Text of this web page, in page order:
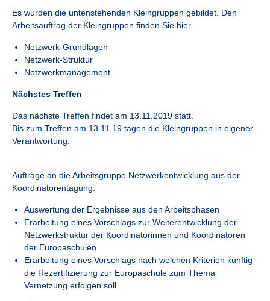
Es wurden die untenstehenden Kleingruppen gebildet. Den
Arbeitsauftrag der Kleingruppen finden Sie hier.
Netzwerk-Grundlagen
Netzwerk-Struktur
Netzwerkmanagement
Nächstes Treffen
Das nächste Treffen findet am 13.11.2019 statt.
Bis zum Treffen am 13.11.19 tagen die Kleingruppen in eigener
Verantwortung.
Aufträge an die Arbeitsgruppe Netzwerkentwicklung aus der
Koordinatorentagung:
Auswertung der Ergebnisse aus den Arbeitsphasen
Erarbeitung eines Vorschlags zur Weiterentwicklung der
Netzwerkstruktur der Koordinatorinnen und Koordinatoren
der Europaschulen
Erarbeitung eines Vorschlags nach welchen Kriterien künftig
die Rezertifizierung zur Europaschule zum Thema
Vernetzung erfolgen soll.